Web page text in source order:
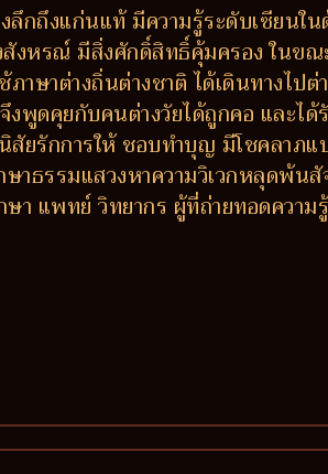
กถึงแก่นแท้ มีความรู้ระดับเซียนใ
สังหรณ์ มีสิ่งศักดิ์สิทธิ์คุ้มครอง ในข
าษาต่างถิ่นต่างชาติ ได้เดินทางไป
พูดคุยกับคนต่างวัยได้ถูกคอ และได้
ยรักการให้ ชอบทำบุญ มีโชคลาภแ
าธรรมแสวงหาความวิเวกหลุดพ้น
า แพทย์ วิทยากร ผู้ที่ถ่ายทอดความ